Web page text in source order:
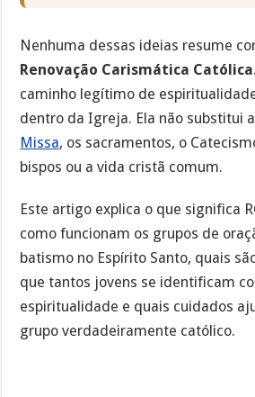
Nenhuma dessas ideias resume
Renovação Carismática Católica
caminho legítimo de
dentro da Igreja. Ela não substitui
Missa, os sacramentos, o
bispos ou a vida cristã comum.
Este artigo explica o que significa
como funcionam os grupos de
batismo no Espírito Santo, quais
que tantos jovens se identificam
espiritualidade e quais cuidados
grupo verdadeiramente católico.